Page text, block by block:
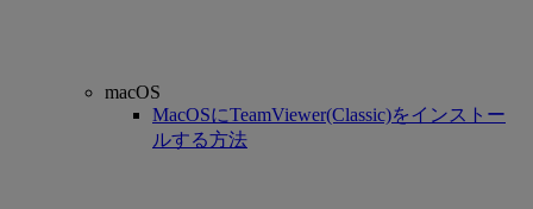
macOS
MacOSにTeamViewer(Classic)をインストー
ルする方法